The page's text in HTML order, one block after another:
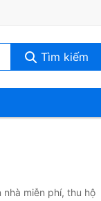
Tìm kiếm
miễn phí, thu hộ